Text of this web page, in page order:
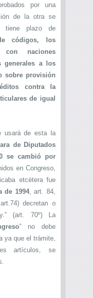
por una
de la otra se
tiene plazo de
códigos, los
con naciones
generales a los
sobre provisión
contra la
de igual
usará de esta la
de Diputados
se cambió por
en Congreso,
etcétera fue
de 1994, art. 84,
decretan o
(art. 70º) La
” no debe
ya que el trámite,
artículos, se